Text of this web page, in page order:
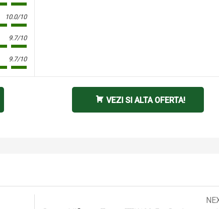
10.0/10
9.7/10
9.7/10
VEZI SI ALTA OFERTA!